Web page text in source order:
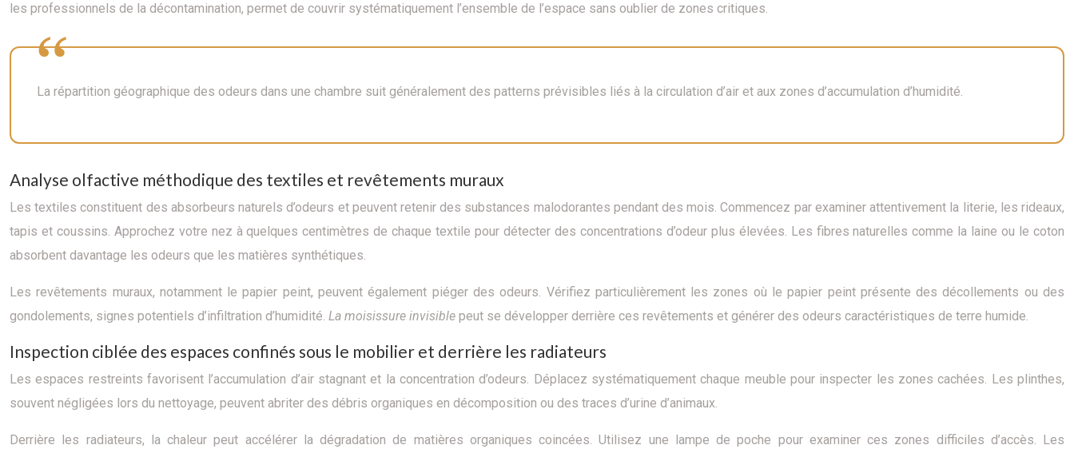
les professionnels de la décontamination, permet de couvrir systématiquement l’ensemble de l’espace sans oublier de zones critiques.
La répartition géographique des odeurs dans une chambre suit généralement des patterns prévisibles liés à la circulation d’air et aux zones d’accumulation d’humidité.
Analyse olfactive méthodique des textiles et revêtements muraux
Les textiles constituent des absorbeurs naturels d’odeurs et peuvent retenir des substances malodorantes pendant des mois. Commencez par examiner attentivement la literie, les rideaux,
tapis et coussins. Approchez votre nez à quelques centimètres de chaque textile pour détecter des concentrations d’odeur plus élevées. Les fibres naturelles comme la laine ou le coton
absorbent davantage les odeurs que les matières synthétiques.
Les revêtements muraux, notamment le papier peint, peuvent également piéger des odeurs. Vérifiez particulièrement les zones où le papier peint présente des décollements ou des
gondolements, signes potentiels d’infiltration d’humidité. La moisissure invisible peut se développer derrière ces revêtements et générer des odeurs caractéristiques de terre humide.
Inspection ciblée des espaces confinés sous le mobilier et derrière les radiateurs
Les espaces restreints favorisent l’accumulation d’air stagnant et la concentration d’odeurs. Déplacez systématiquement chaque meuble pour inspecter les zones cachées. Les plinthes,
souvent négligées lors du nettoyage, peuvent abriter des débris organiques en décomposition ou des traces d’urine d’animaux.
Derrière les radiateurs, la chaleur peut accélérer la dégradation de matières organiques coincées. Utilisez une lampe de poche pour examiner ces zones difficiles d’accès. Les